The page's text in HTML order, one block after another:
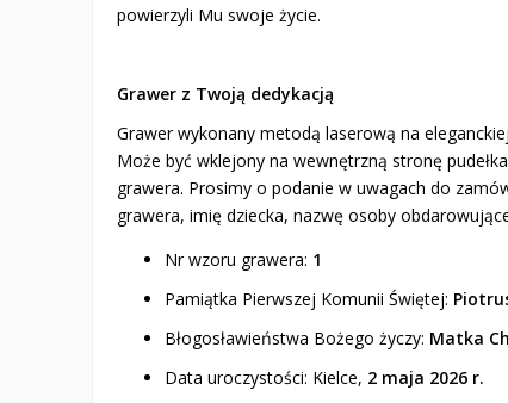
powierzyli Mu swoje życie.
Grawer z Twoją dedykacją
Grawer wykonany metodą laserową na
Może być wklejony na wewnętrzną stronę
grawera. Prosimy o podanie w uwagach do
grawera, imię dziecka, nazwę osoby
Nr wzoru grawera: 1
Pamiątka Pierwszej Komunii Świętej:
Błogosławieństwa Bożego życzy: Matka
Data uroczystości: Kielce, 2 maja 2026 r.